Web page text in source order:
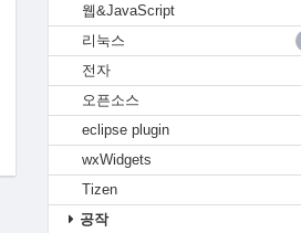
웹&JavaScript
리눅스
전자
오픈소스
eclipse plugin
wxWidgets
Tizen
공작